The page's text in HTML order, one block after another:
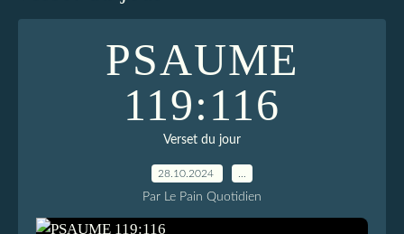
PSAUME
119:116
Verset du jour
28.10.2024
Par Le Pain Quotidien